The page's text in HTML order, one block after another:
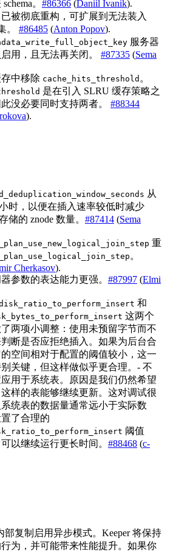
。 #86366 (Daniil Ivanik).
被彻底重构，可扩展到无法装入
。 #86485 (Anton Popov).
服务器
用，且无法再关闭。 #87335 (Sema
中移除 cache_hits_threshold 。
是在引入 SLRU 缓存策略之
没必要同时支持两者。 #88344
).
从
时，以便在插入速率较低时减少
储的 znode 数量。 #87414 (Sema
重
。
Cherkasov).
参数的表达能力更强。 #87997 (Elmi
和
这两个
两项小调整：使用未预留字节而不
断是否应拒绝插入。如果为后台合
空间相对于配置的阈值较小，这一
关键，但这样做似乎更合理。- 不
用于系统表。原因是我们仍然希望
这样的表能够继续更新。这对调试很
统表的数据量通常远小于实际数
了合理的
阈值
以继续运行更长时间。 #88468 (c-
部复制启用异步模式。Keeper 将保持
为，并可能带来性能提升。如果你